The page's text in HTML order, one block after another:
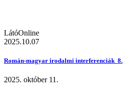
LátóOnline
2025.10.07
Román-magyar irodalmi interferenciák 8.
2025. október 11.